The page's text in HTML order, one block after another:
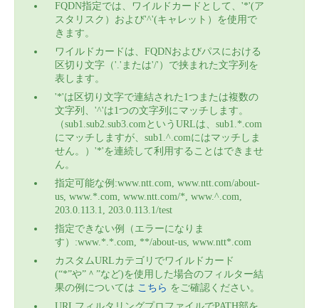
FQDN指定では、ワイルドカードとして、'*'(ア
スタリスク）および'^'(キャレット）を使用で
きます。
ワイルドカードは、FQDNおよびパスにおける
区切り文字（'.'または'/'）で挟まれた文字列を
表します。
'*'は区切り文字で連結された1つまたは複数の
文字列、'^'は1つの文字列にマッチします。
（sub1.sub2.sub3.comというURLは、sub1.*.com
にマッチしますが、sub1.^.comにはマッチしま
せん。）'*'を連続して利用することはできませ
ん。
指定可能な例:www.ntt.com, www.ntt.com/about-
us, www.*.com, www.ntt.com/*, www.^.com,
203.0.113.1, 203.0.113.1/test
指定できない例（エラーになりま
す）:www.*.*.com, **/about-us, www.ntt*.com
カスタムURLカテゴリでワイルドカード
(“*”や”＾”など)を使用した場合のフィルター結
果の例については こちら をご確認ください。